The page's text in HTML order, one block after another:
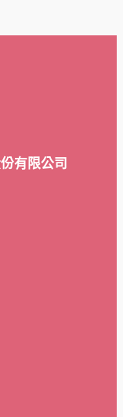
有限公司